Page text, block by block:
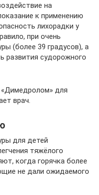
на
к применению
лихорадки у
при очень
(более 39 градусов), а
развития судорожного
«Димедролом» для
врач.
для детей
тяжёлого
когда горячка более
не дали ожидаемого